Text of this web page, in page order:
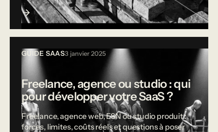
GUIDE SAAS3 janvier 2025
Freelance, agence ou studio : qui
pour développer votre SaaS ?
Freelance, agence web, ESN ou studio produit :
forces, limites, coûts réels et questions à poser